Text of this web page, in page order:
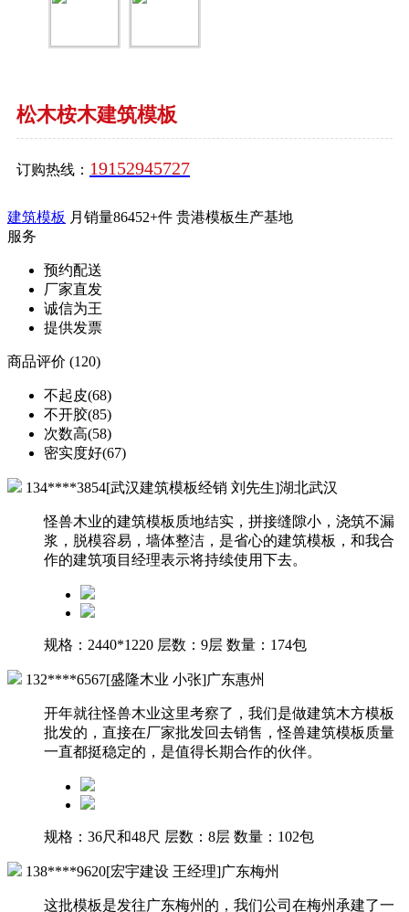
松木桉木建筑模板
订购热线： 19152945727
建筑模板 月销量86452+件 贵港模板生产基地
服务
预约配送
厂家直发
诚信为王
提供发票
商品评价 (120)
不起皮(68)
不开胶(85)
次数高(58)
密实度好(67)
134****3854[武汉建筑模板经销 刘先生]湖北武汉
怪兽木业的建筑模板质地结实，拼接缝隙小，浇筑不漏
浆，脱模容易，墙体整洁，是省心的建筑模板，和我合
作的建筑项目经理表示将持续使用下去。
规格：2440*1220 层数：9层 数量：174包
132****6567[盛隆木业 小张]广东惠州
开年就往怪兽木业这里考察了，我们是做建筑木方模板
批发的，直接在厂家批发回去销售，怪兽建筑模板质量
一直都挺稳定的，是值得长期合作的伙伴。
规格：36尺和48尺 层数：8层 数量：102包
138****9620[宏宇建设 王经理]广东梅州
这批模板是发往广东梅州的，我们公司在梅州承建了一